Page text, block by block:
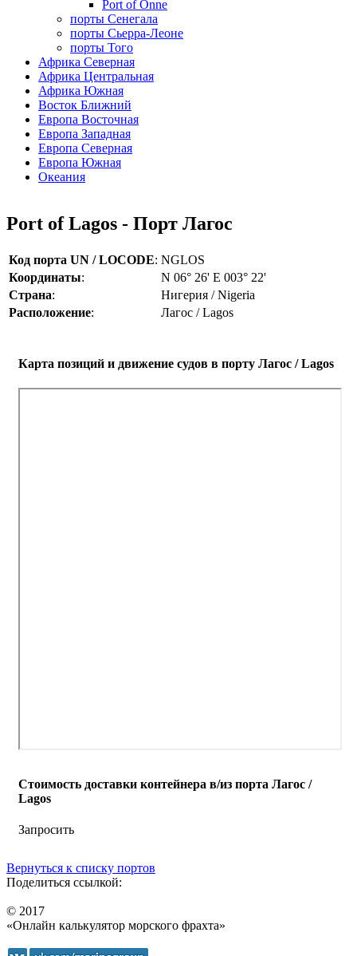
Port of Onne
порты Сенегала
порты Сьерра-Леоне
порты Того
Африка Северная
Африка Центральная
Африка Южная
Восток Ближний
Европа Восточная
Европа Западная
Европа Северная
Европа Южная
Океания
Port of Lagos - Порт Лагос
Код порта UN / LOCODE: NGLOS
Координаты:
N 06° 26' E 003° 22'
Страна:
Нигерия / Nigeria
Расположение: Лагос / Lagos
Карта позиций и движение судов в порту Лагос / Lagos
Стоимость доставки контейнера в/из порта Лагос /
Lagos
Запросить
Вернуться к списку портов
Поделиться ссылкой:
© 2017
«Онлайн калькулятор морского фрахта»